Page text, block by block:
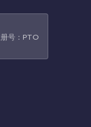
册号：РТО